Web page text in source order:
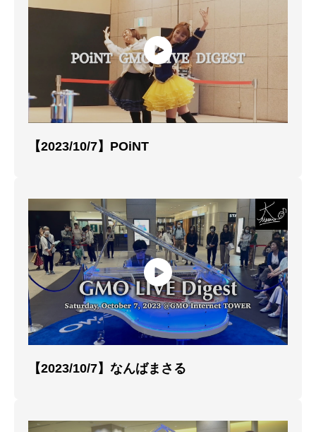
【2023/10/7】POiNT
【2023/10/7】なんばまさる